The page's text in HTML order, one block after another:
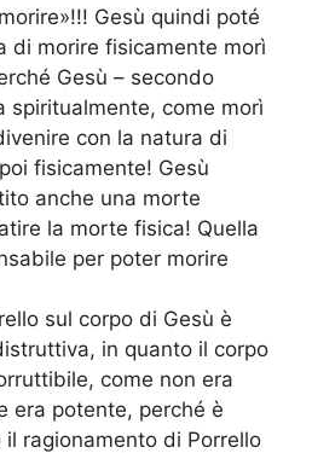
Gesù quindi poté
di morire fisicamente morì
Gesù – secondo
spiritualmente, come morì
con la natura di
fisicamente! Gesù
anche una morte
la morte fisica! Quella
per poter morire
sul corpo di Gesù è
in quanto il corpo
come non era
era potente, perché è
ragionamento di Porrello